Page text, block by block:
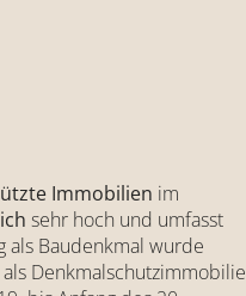
Immobilien im
sehr hoch und umfasst
als Baudenkmal wurde
Denkmalschutzimmobilie